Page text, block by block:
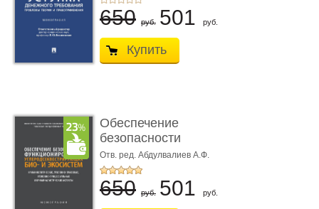
650 руб. 501 руб.
Купить
Обеспечение
безопасности
функционирования уг
...
Отв. ред. Абдулвалиев А.Ф.
650 руб. 501 руб.